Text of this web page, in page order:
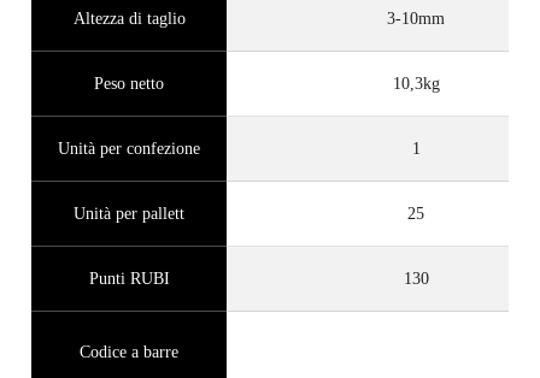
Altezza di taglio 3-10mm
Peso netto 10,3kg
Unità per confezione 1
Unità per pallett 25
Punti RUBI 130
Codice a barre